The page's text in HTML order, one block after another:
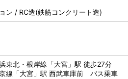
ン / RC造(鉄筋コンクリート造)
浜東北・根岸線「大宮」駅 徒歩27分
京線「大宮」駅 西武車庫前 バス乗車